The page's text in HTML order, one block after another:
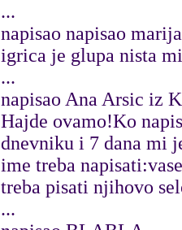
...
napisao napisao
igrica je glupa nista
...
napisao Ana Arsic iz
Hajde ovamo!Ko
dnevniku i 7 dana mi
ime treba
treba pisati njihovo
...